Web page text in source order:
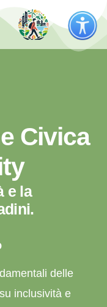
Civica
e la
delle
inclusività e